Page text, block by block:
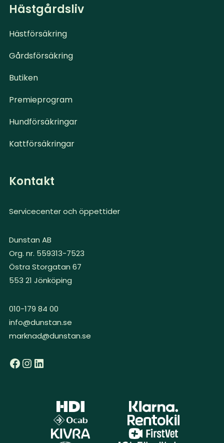
Hästgårdsliv
Hästförsäkring
Gårdsförsäkring
Butiken
Premieprogram
Hundförsäkringar
Kattförsäkringar
Kontakt
Servicecenter och öppettider
Dunstan AB
Org. nr. 559313-7523
Östra Storgatan 67
553 21 Jönköping
010-179 84 00
info@dunstan.se
marknad@dunstan.se
Facebook
Instagram
LinkedIn